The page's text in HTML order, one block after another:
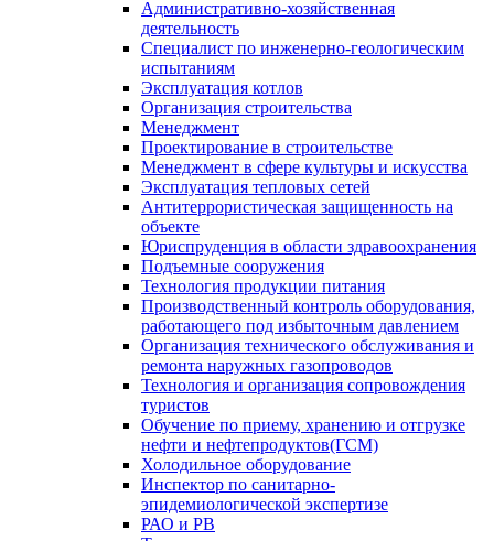
Административно-хозяйственная
деятельность
Специалист по инженерно-геологическим
испытаниям
Эксплуатация котлов
Организация строительства
Менеджмент
Проектирование в строительстве
Менеджмент в сфере культуры и искусства
Эксплуатация тепловых сетей
Антитеррористическая защищенность на
объекте
Юриспруденция в области здравоохранения
Подъемные сооружения
Технология продукции питания
Производственный контроль оборудования,
работающего под избыточным давлением
Организация технического обслуживания и
ремонта наружных газопроводов
Технология и организация сопровождения
туристов
Обучение по приему, хранению и отгрузке
нефти и нефтепродуктов(ГСМ)
Холодильное оборудование
Инспектор по санитарно-
эпидемиологической экспертизе
РАО и РВ